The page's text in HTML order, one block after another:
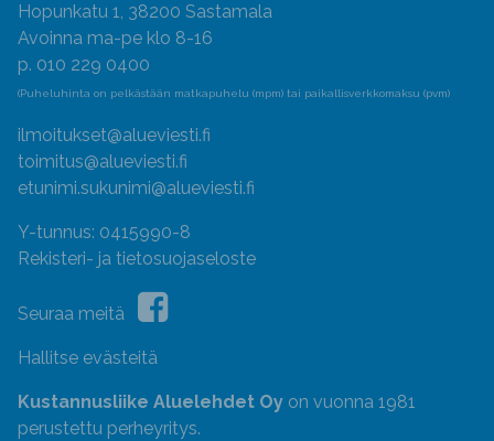
Hopunkatu 1, 38200 Sastamala
Avoinna ma-pe klo 8-16
p. 010 229 0400
(Puheluhinta on pelkästään matkapuhelu (mpm) tai paikallisverkkomaksu (pvm)
ilmoitukset@alueviesti.fi
toimitus@alueviesti.fi
etunimi.sukunimi@alueviesti.fi
Y-tunnus: 0415990-8
Rekisteri- ja tietosuojaseloste
Seuraa meitä
Hallitse evästeitä
Kustannusliike Aluelehdet Oy on vuonna 1981
perustettu perheyritys.